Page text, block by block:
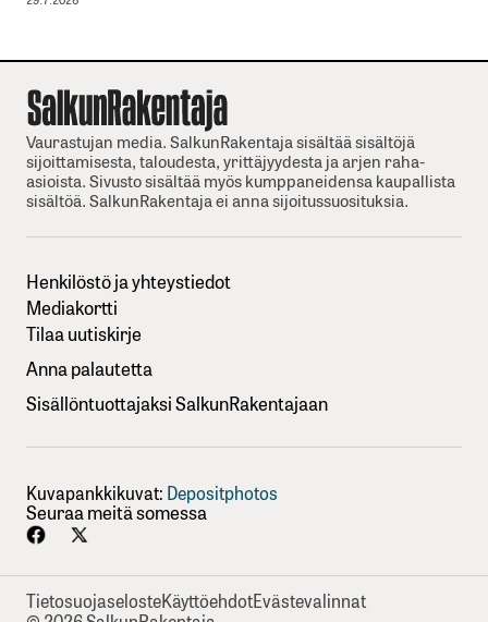
Vaurastujan media. SalkunRakentaja sisältää sisältöjä
sijoittamisesta, taloudesta, yrittäjyydesta ja arjen raha-
asioista. Sivusto sisältää myös kumppaneidensa kaupallista
sisältöä. SalkunRakentaja ei anna sijoitussuosituksia.
Henkilöstö ja yhteystiedot
Mediakortti
Tilaa uutiskirje
Anna palautetta
Sisällöntuottajaksi SalkunRakentajaan
Kuvapankkikuvat: Depositphotos
Seuraa meitä somessa
TietosuojaselosteKäyttöehdotEvästevalinnat